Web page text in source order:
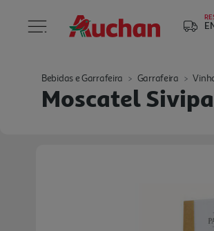
Bebidas e Garrafeira Garrafeira
Moscatel